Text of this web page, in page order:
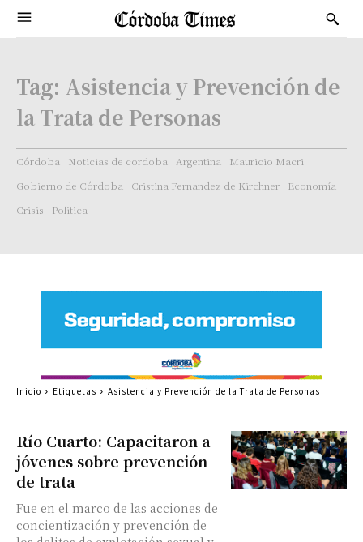
Tag: Asistencia y Prevención de
la Trata de Personas
Córdoba Noticias de cordoba Argentina
Mauricio Macri
Gobierno de Córdoba
Cristina Fernandez de Kirchner
Economía
Crisis
Politica
Río Cuarto: Capacitaron a
jóvenes sobre prevención
de trata
Fue en el marco de las acciones de
concientización y prevención de
Inicio Etiquetas Asistencia y Prevención de la Trata de Personas